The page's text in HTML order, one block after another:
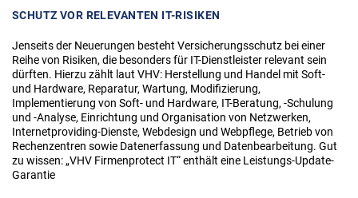
SCHUTZ VOR RELEVANTEN IT-RISIKEN
Jenseits der Neuerungen besteht Versicherungsschutz bei einer
Reihe von Risiken, die besonders für IT-Dienstleister relevant sein
dürften. Hierzu zählt laut VHV: Herstellung und Handel mit Soft-
und Hardware, Reparatur, Wartung, Modifizierung,
Implementierung von Soft- und Hardware, IT-Beratung, -Schulung
und -Analyse, Einrichtung und Organisation von Netzwerken,
Internetproviding-Dienste, Webdesign und Webpflege, Betrieb von
Rechenzentren sowie Datenerfassung und Datenbearbeitung. Gut
zu wissen: „VHV Firmenprotect IT“ enthält eine Leistungs-Update-
Garantie